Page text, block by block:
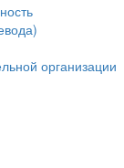
организации